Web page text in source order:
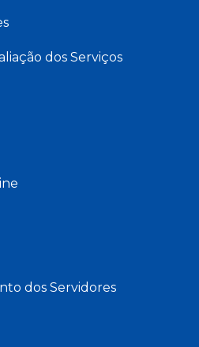
dos Serviços
dos Servidores